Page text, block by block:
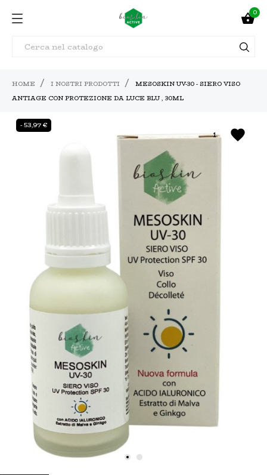
0
HOME I NOSTRI PRODOTTI
MESOSKIN UV-30 - SIERO VISO
ANTIAGE CON PROTEZIONE DA LUCE BLU , 30ML
favorite
1
- 53,97 €